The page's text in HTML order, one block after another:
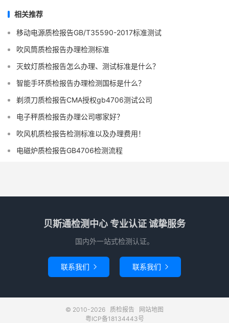
相关推荐
移动电源质检报告GB/T35590-2017标准测试
吹风筒质检报告办理检测标准
灭蚊灯质检报告怎么办理、测试标准是什么？
智能手环质检报告办理检测国标是什么？
剃须刀质检报告CMA授权gb4706测试公司
电子秤质检报告办理公司哪家好？
吹风机质检报告检测标准以及办理费用！
电磁炉质检报告GB4706检测流程
贝斯通检测中心 专业认证 诚挚服务
国内外一站式检测认证。
联系我们  联系我们 
© 2010-2026 质检报告
网站地图
粤ICP备18134443号